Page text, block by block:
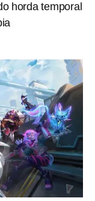
horda temporal